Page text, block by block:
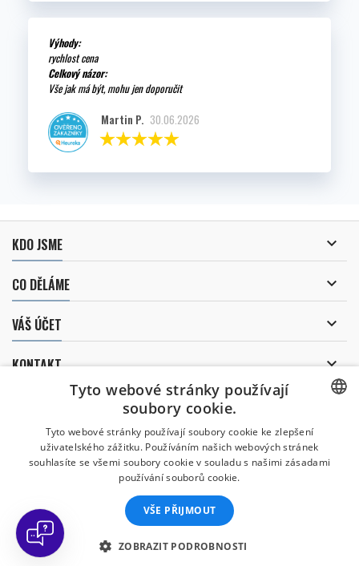
Výhody:
rychlost cena
Celkový názor:
Vše jak má být, mohu jen doporučit
Martin P. 30.06.2026
KDO JSME 
CO DĚLÁME 
VÁŠ ÚČET 
KONTAKT 
ODBĚR NOVINEK
Uděluji souhlas se
zpracováním osobních údajů.
© Copyright 2026 Divers Direct Praha. Všechna práva vyhrazena.
CZECH
Tyto webové stránky používají
soubory cookie.
Tyto webové stránky používají soubory cookie ke zlepšení
uživatelského zážitku. Používáním našich webových stránek
souhlasíte se všemi soubory cookie v souladu s našimi zásadami
používání souborů cookie.
VŠE PŘIJMOUT
ZOBRAZIT PODROBNOSTI